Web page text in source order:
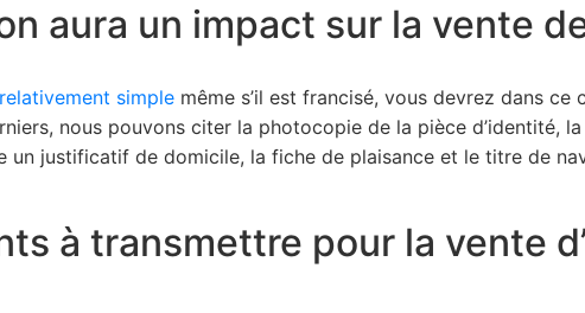
aura un impact sur la vente
simple même s’il est francisé, vous devrez dans
nous pouvons citer la photocopie de la pièce d’identité,
un justificatif de domicile, la fiche de plaisance et le titre de
à transmettre pour la vente